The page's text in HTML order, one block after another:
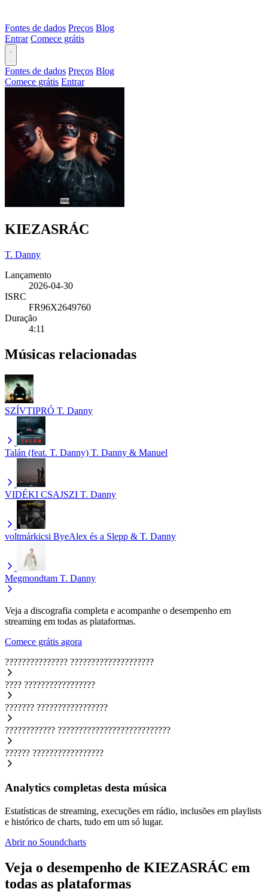
Fontes de dados Preços Blog
Entrar Comece grátis
Fontes de dados Preços Blog
Comece grátis Entrar
KIEZASRÁC
T. Danny
Lançamento
2026-04-30
ISRC
FR96X2649760
Duração
4:11
Músicas relacionadas
SZÍVTIPRÓ T. Danny
Talán (feat. T. Danny) T. Danny & Manuel
VIDÉKI CSAJSZI T. Danny
voltmárkicsi ByeAlex és a Slepp & T. Danny
Megmondtam T. Danny
Veja a discografia completa e acompanhe o desempenho em
streaming em todas as plataformas.
Comece grátis agora
??????????????? ????????????????????
???? ?????????????????
??????? ?????????????????
???????????? ???????????????????????????
?????? ?????????????????
Analytics completas desta música
Estatísticas de streaming, execuções em rádio, inclusões em playlists
e histórico de charts, tudo em um só lugar.
Abrir no Soundcharts
Veja o desempenho de KIEZASRÁC em
todas as plataformas